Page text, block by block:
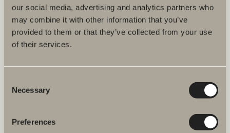
our social media, advertising and analytics partners who
may combine it with other information that you’ve
provided to them or that they’ve collected from your use
of their services.
Selection
Necessary
Preferences
Hos oss hittar du allt för hela badrummet. Från badrumsmöbler,
tvättställ och blandare till duschar, badkar, handdukstorkar och WC.
Svedbergs i Dalstorp AB
514 60 Dalstorp